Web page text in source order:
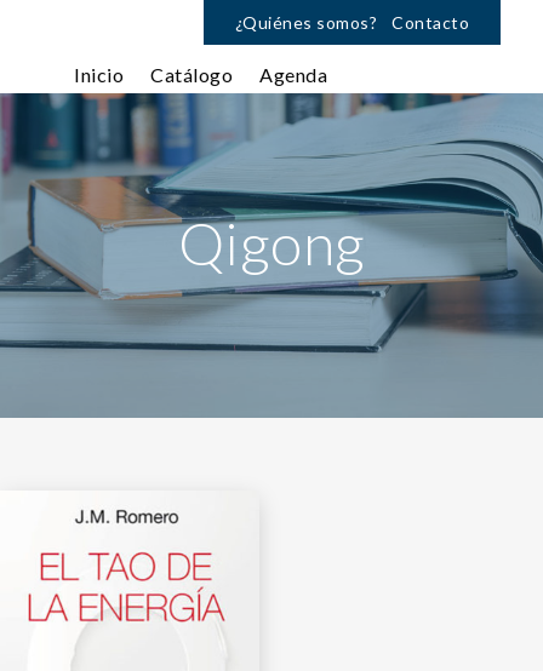
¿Quiénes somos? Contacto
Inicio Catálogo Agenda
Qigong